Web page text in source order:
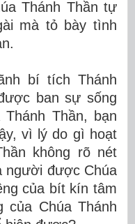
Thánh Thần tự
mà tỏ bày tình
bí tích Thánh
ban sự sống
Thần, bạn
vì lý do gì hoạt
không rõ nét
người được Chúa
của bít kín tâm
của Chúa Thánh